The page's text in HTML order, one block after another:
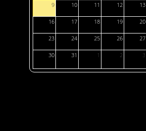
9 10 11 12 13
16 17 18 19 20
23 24 25 26 27
30 31 1 2 3